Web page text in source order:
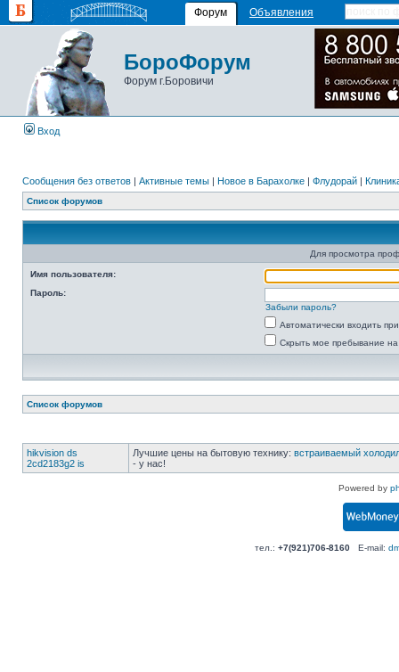
Форум Объявления
БороФорум
Форум г.Боровичи
Вход
Сообщения без ответов | Активные темы | Новое в Барахолке | Флудорай |
Список форумов
Для просмотра
Имя пользователя:
Пароль:
Забыли пароль?
Автоматически входить
Скрыть мое пребывание
Список форумов
hikvision ds
2cd2183g2 is
Лучшие цены на бытовую технику: встраиваемый
- у нас!
Powered by
тел.: +7(921)706-8160E-mail: